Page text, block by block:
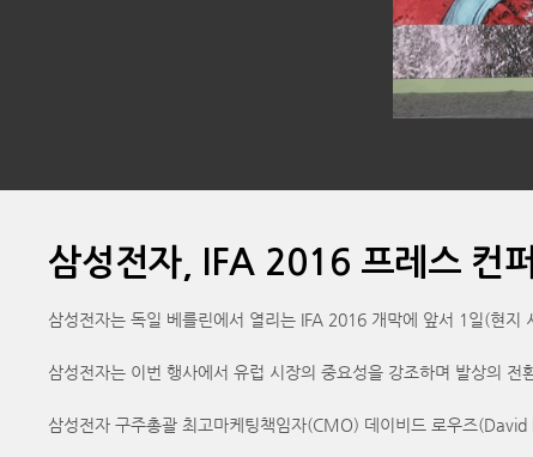
삼성전자, IFA 2016 프레스 컨
삼성전자는 독일 베를린에서 열리는 IFA 2016 개막에 앞서 1일(현지
삼성전자는 이번 행사에서 유럽 시장의 중요성을 강조하며 발상의
삼성전자 구주총괄 최고마케팅책임자(CMO) 데이비드 로우즈